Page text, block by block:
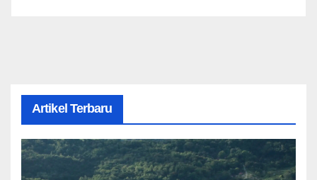
Artikel Terbaru